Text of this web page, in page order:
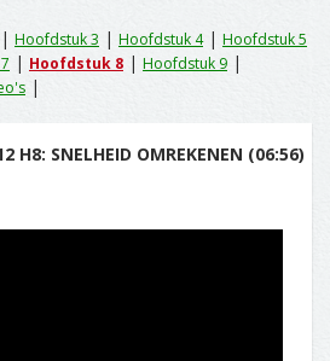
| Hoofdstuk 3 | Hoofdstuk 4| Hoofdstuk 5
| Hoofdstuk 8 | Hoofdstuk 9 |
|
H8: SNELHEID OMREKENEN (06:56)